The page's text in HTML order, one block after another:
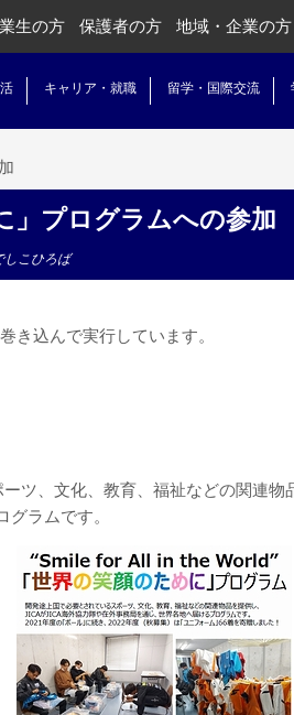
生の方 保護者の方 地域・企業の方
キャリア・就職 留学・国際交流
」プログラムへの参加
しこひろば
き込んで実行しています。
ツ、文化、教育、福祉などの関連物
ラムです。